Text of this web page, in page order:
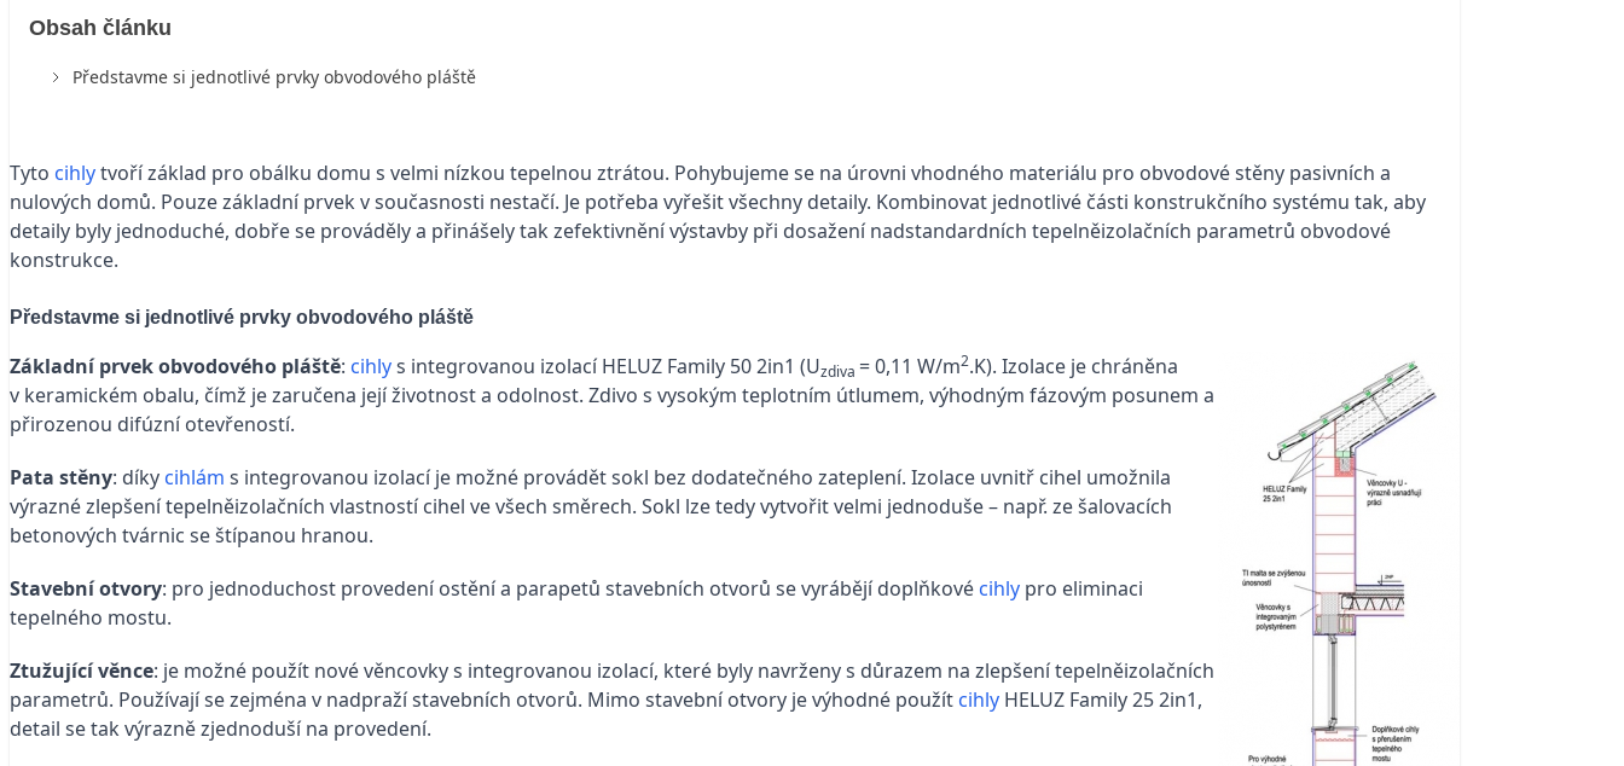
Obsah článku
Představme si jednotlivé prvky obvodového pláště
Tyto cihlytvoří základ pro obálku domu s velmi nízkou tepelnou ztrátou. Pohybujeme se na úrovni vhodného materiálu pro obvodové stěny pasivních a
nulových domů. Pouze základní prvek v současnosti nestačí. Je potřeba vyřešit všechny detaily. Kombinovat jednotlivé části konstrukčního systému tak, aby
detaily byly jednoduché, dobře se prováděly a přinášely tak zefektivnění výstavby při dosažení nadstandardních tepelněizolačních parametrů obvodové
konstrukce.
Představme si jednotlivé prvky obvodového pláště
Základní prvek obvodového pláště: cihlys integrovanou izolací HELUZ Family 50 2in1 (Uzdiva = 0,11 W/m2.K). Izolace je chráněna
v keramickém obalu, čímž je zaručena její životnost a odolnost. Zdivo s vysokým teplotním útlumem, výhodným fázovým posunem a
přirozenou difúzní otevřeností.
Pata stěny: díky cihlám s integrovanou izolací je možné provádět sokl bez dodatečného zateplení. Izolace uvnitř cihel umožnila
výrazné zlepšení tepelněizolačních vlastností cihel ve všech směrech. Sokl lze tedy vytvořit velmi jednoduše – např. ze šalovacích
betonových tvárnic se štípanou hranou.
Stavební otvory: pro jednoduchost provedení ostění a parapetů stavebních otvorů se vyrábějí doplňkové cihly pro eliminaci
tepelného mostu.
Ztužující věnce: je možné použít nové věncovky s integrovanou izolací, které byly navrženy s důrazem na zlepšení tepelněizolačních
parametrů. Používají se zejména v nadpraží stavebních otvorů. Mimo stavební otvory je výhodné použít cihly HELUZ Family 25 2in1,
detail se tak výrazně zjednoduší na provedení.